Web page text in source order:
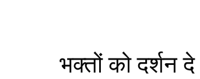
भक्तों को दर्शन